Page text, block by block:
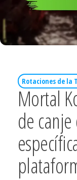
Rotaciones de la
Mortal
de